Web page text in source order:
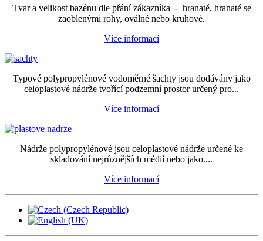
Tvar a velikost bazénu dle přání zákazníka - hranaté, hranaté se
zaoblenými rohy, oválné nebo kruhové.
Více informací
Typové polypropylénové vodoměrné šachty jsou dodávány jako
celoplastové nádrže tvořící podzemní prostor určený pro...
Více informací
Nádrže polypropylénové jsou celoplastové nádrže určené ke
skladování nejrůznějších médií nebo jako....
Více informací